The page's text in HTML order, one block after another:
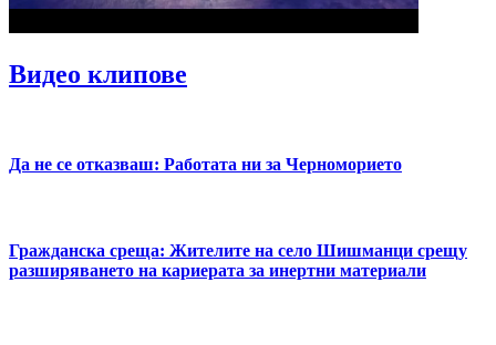
Видео клипове
Да не се отказваш: Работата ни за Черноморието
Гражданска среща: Жителите на село Шишманци срещу
разширяването на кариерата за инертни материали